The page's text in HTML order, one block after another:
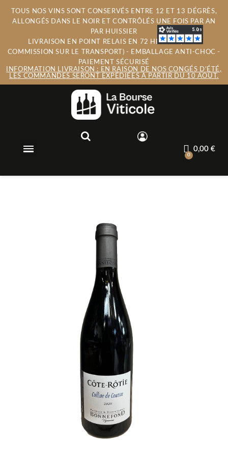
TOUS NOS VINS SONT CONSERVÉS ENTRE 12 ET 13 DÉGRÈS,
ALLONGÉS DANS LE NOIR ET CONTRÔLÉS UNE FOIS PAR AN
PAR HUISSIER
LIVRAISON EN POINT RELAIS EN 72 HEURES (SANS
COMMISSION SUR LE TRANSPORT) - EMBALLAGE ANTI-CHOC -
PAIEMENT SÉCURISÉ
INFORMATION LIVRAISON : EN RAISON DE NOS CONGÉS D’ÉTÉ,
LES COMMANDES SERONT EXPÉDIÉES À PARTIR DU 10 AOÛT.
0,00 €